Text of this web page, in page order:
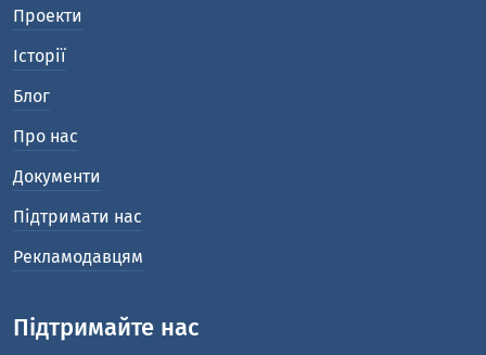
Проекти
Історії
Блог
Про нас
Документи
Підтримати нас
Рекламодавцям
Підтримайте нас